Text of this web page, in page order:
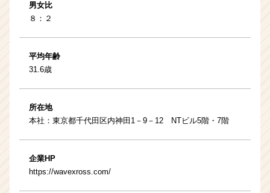
男女比
８：２
平均年齢
31.6歳
所在地
本社：東京都千代田区内神田1－9－12 NTビル5階・7階
企業HP
https://wavexross.com/